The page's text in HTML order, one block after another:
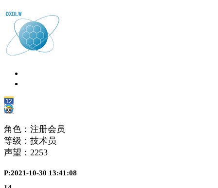
角色：注册会员
等级：技术员
声望： 2253
P:2021-10-30 13:41:08